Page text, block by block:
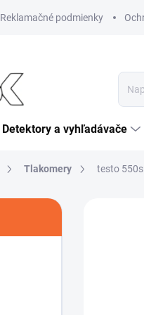
Reklamačné podmienky
Detektory a vyhľadávače
Tlakomery testo